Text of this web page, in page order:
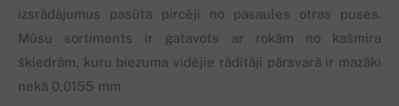
izsrādājumus pasūta pircēji no pasaules otras puses.
Mūsu sortiments ir gatavots ar rokām no kašmira
šķiedrām, kuru biezuma vidējie rāditāji pārsvarā ir mazāki
nekā 0,0155 mm